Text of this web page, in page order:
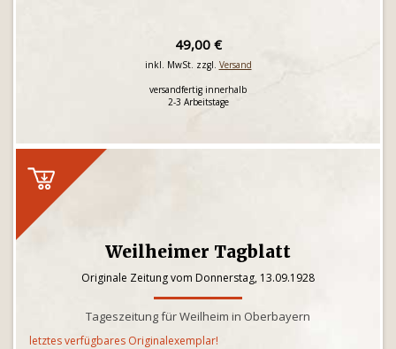
49,00 €
inkl. MwSt. zzgl. Versand
versandfertig innerhalb
2-3 Arbeitstage
Weilheimer Tagblatt
Originale Zeitung vom Donnerstag, 13.09.1928
Tageszeitung für Weilheim in Oberbayern
letztes verfügbares Originalexemplar!